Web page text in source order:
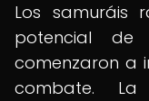
Los samuráis
potencial
comenzaron a
combate.